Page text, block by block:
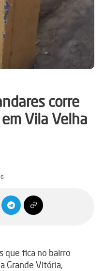
corre
Vila Velha
que fica no bairro
Grande Vitória,